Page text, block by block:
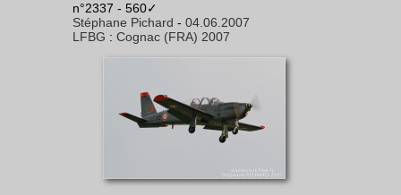
n°2337 - 560✓
Stéphane Pichard - 04.06.2007
LFBG : Cognac (FRA) 2007